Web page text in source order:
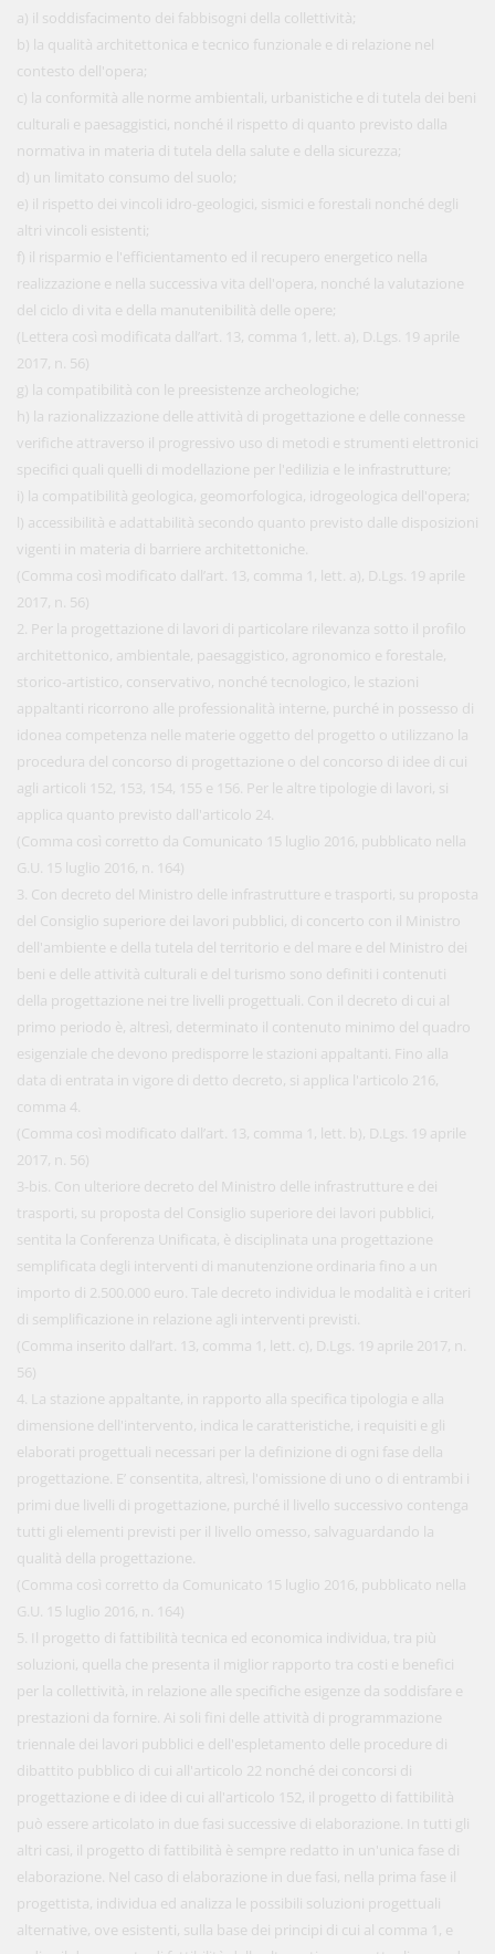
a) il soddisfacimento dei fabbisogni della collettività;
b) la qualità architettonica e tecnico funzionale e di relazione nel
contesto dell'opera;
c) la conformità alle norme ambientali, urbanistiche e di tutela dei beni
culturali e paesaggistici, nonché il rispetto di quanto previsto dalla
normativa in materia di tutela della salute e della sicurezza;
d) un limitato consumo del suolo;
e) il rispetto dei vincoli idro-geologici, sismici e forestali nonché degli
altri vincoli esistenti;
f) il risparmio e l'efficientamento ed il recupero energetico nella
realizzazione e nella successiva vita dell'opera, nonché la valutazione
del ciclo di vita e della manutenibilità delle opere;
(Lettera così modificata dall’art. 13, comma 1, lett. a), D.Lgs. 19 aprile
2017, n. 56)
g) la compatibilità con le preesistenze archeologiche;
h) la razionalizzazione delle attività di progettazione e delle connesse
verifiche attraverso il progressivo uso di metodi e strumenti elettronici
specifici quali quelli di modellazione per l'edilizia e le infrastrutture;
i) la compatibilità geologica, geomorfologica, idrogeologica dell'opera;
l) accessibilità e adattabilità secondo quanto previsto dalle disposizioni
vigenti in materia di barriere architettoniche.
(Comma così modificato dall’art. 13, comma 1, lett. a), D.Lgs. 19 aprile
2017, n. 56)
2. Per la progettazione di lavori di particolare rilevanza sotto il profilo
architettonico, ambientale, paesaggistico, agronomico e forestale,
storico-artistico, conservativo, nonché tecnologico, le stazioni
appaltanti ricorrono alle professionalità interne, purché in possesso di
idonea competenza nelle materie oggetto del progetto o utilizzano la
procedura del concorso di progettazione o del concorso di idee di cui
agli articoli 152, 153, 154, 155 e 156. Per le altre tipologie di lavori, si
applica quanto previsto dall'articolo 24.
(Comma così corretto da Comunicato 15 luglio 2016, pubblicato nella
G.U. 15 luglio 2016, n. 164)
3. Con decreto del Ministro delle infrastrutture e trasporti, su proposta
del Consiglio superiore dei lavori pubblici, di concerto con il Ministro
dell'ambiente e della tutela del territorio e del mare e del Ministro dei
beni e delle attività culturali e del turismo sono definiti i contenuti
della progettazione nei tre livelli progettuali. Con il decreto di cui al
primo periodo è, altresì, determinato il contenuto minimo del quadro
esigenziale che devono predisporre le stazioni appaltanti. Fino alla
data di entrata in vigore di detto decreto, si applica l'articolo 216,
comma 4.
(Comma così modificato dall’art. 13, comma 1, lett. b), D.Lgs. 19 aprile
2017, n. 56)
3-bis. Con ulteriore decreto del Ministro delle infrastrutture e dei
trasporti, su proposta del Consiglio superiore dei lavori pubblici,
sentita la Conferenza Unificata, è disciplinata una progettazione
semplificata degli interventi di manutenzione ordinaria fino a un
importo di 2.500.000 euro. Tale decreto individua le modalità e i criteri
di semplificazione in relazione agli interventi previsti.
(Comma inserito dall’art. 13, comma 1, lett. c), D.Lgs. 19 aprile 2017, n.
56)
4. La stazione appaltante, in rapporto alla specifica tipologia e alla
dimensione dell'intervento, indica le caratteristiche, i requisiti e gli
elaborati progettuali necessari per la definizione di ogni fase della
progettazione. E’ consentita, altresì, l'omissione di uno o di entrambi i
primi due livelli di progettazione, purché il livello successivo contenga
tutti gli elementi previsti per il livello omesso, salvaguardando la
qualità della progettazione.
(Comma così corretto da Comunicato 15 luglio 2016, pubblicato nella
G.U. 15 luglio 2016, n. 164)
5. Il progetto di fattibilità tecnica ed economica individua, tra più
soluzioni, quella che presenta il miglior rapporto tra costi e benefici
per la collettività, in relazione alle specifiche esigenze da soddisfare e
prestazioni da fornire. Ai soli fini delle attività di programmazione
triennale dei lavori pubblici e dell'espletamento delle procedure di
dibattito pubblico di cui all'articolo 22 nonché dei concorsi di
progettazione e di idee di cui all'articolo 152, il progetto di fattibilità
può essere articolato in due fasi successive di elaborazione. In tutti gli
altri casi, il progetto di fattibilità è sempre redatto in un'unica fase di
elaborazione. Nel caso di elaborazione in due fasi, nella prima fase il
progettista, individua ed analizza le possibili soluzioni progettuali
alternative, ove esistenti, sulla base dei principi di cui al comma 1, e